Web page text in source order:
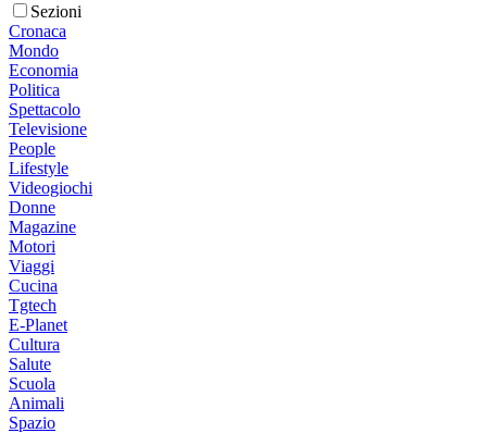
Sezioni
Cronaca
Mondo
Economia
Politica
Spettacolo
Televisione
People
Lifestyle
Videogiochi
Donne
Magazine
Motori
Viaggi
Cucina
Tgtech
E-Planet
Cultura
Salute
Scuola
Animali
Spazio